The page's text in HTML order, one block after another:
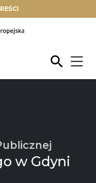
w Gdyni